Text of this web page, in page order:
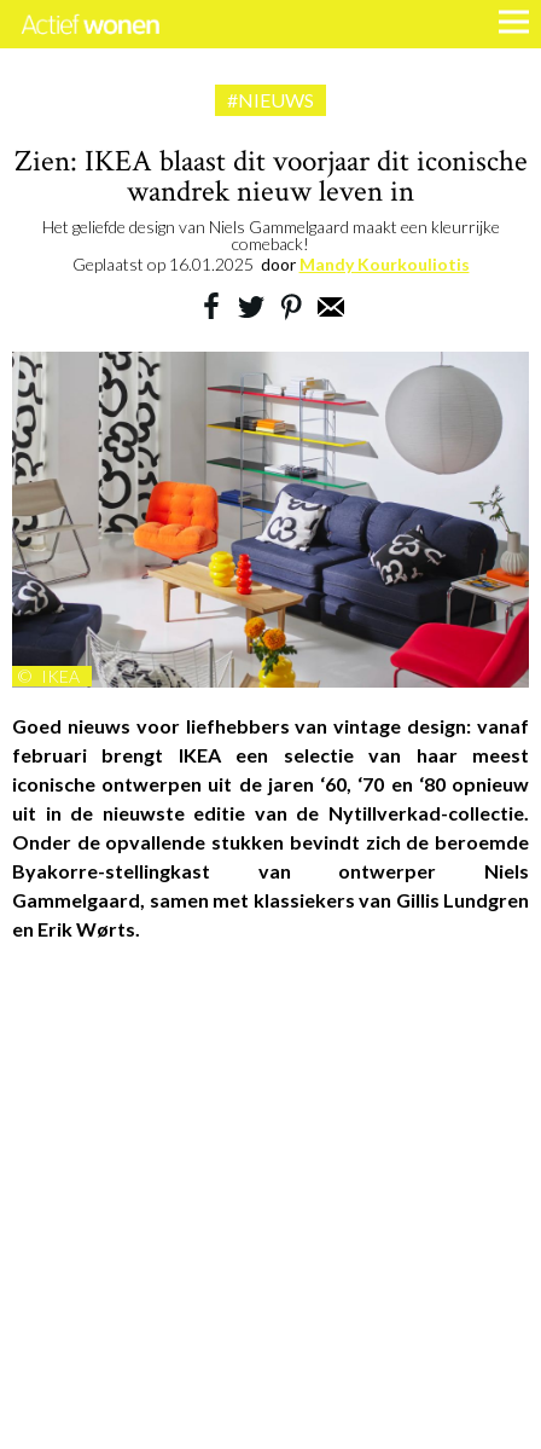
#NIEUWS
Zien: IKEA blaast dit voorjaar dit iconische
wandrek nieuw leven in
Het geliefde design van Niels Gammelgaard maakt een kleurrijke
comeback!
Geplaatst op 16.01.2025 door Mandy Kourkouliotis
© IKEA
Goed nieuws voor liefhebbers van vintage design: vanaf
februari brengt IKEA een selectie van haar meest
iconische ontwerpen uit de jaren ‘60, ‘70 en ‘80 opnieuw
uit in de nieuwste editie van de Nytillverkad-collectie.
Onder de opvallende stukken bevindt zich de beroemde
Byakorre-stellingkast van ontwerper Niels
Gammelgaard, samen met klassiekers van Gillis Lundgren
en Erik Wørts.